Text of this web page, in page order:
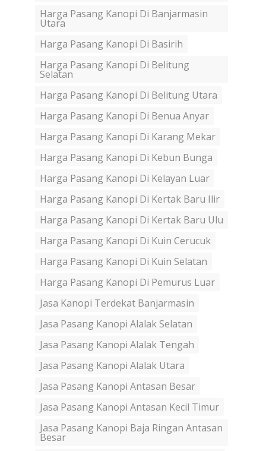
Harga Pasang Kanopi Di Banjarmasin
Utara
Harga Pasang Kanopi Di Basirih
Harga Pasang Kanopi Di Belitung
Selatan
Harga Pasang Kanopi Di Belitung Utara
Harga Pasang Kanopi Di Benua Anyar
Harga Pasang Kanopi Di Karang Mekar
Harga Pasang Kanopi Di Kebun Bunga
Harga Pasang Kanopi Di Kelayan Luar
Harga Pasang Kanopi Di Kertak Baru Ilir
Harga Pasang Kanopi Di Kertak Baru Ulu
Harga Pasang Kanopi Di Kuin Cerucuk
Harga Pasang Kanopi Di Kuin Selatan
Harga Pasang Kanopi Di Pemurus Luar
Jasa Kanopi Terdekat Banjarmasin
Jasa Pasang Kanopi Alalak Selatan
Jasa Pasang Kanopi Alalak Tengah
Jasa Pasang Kanopi Alalak Utara
Jasa Pasang Kanopi Antasan Besar
Jasa Pasang Kanopi Antasan Kecil Timur
Jasa Pasang Kanopi Baja Ringan Antasan
Besar